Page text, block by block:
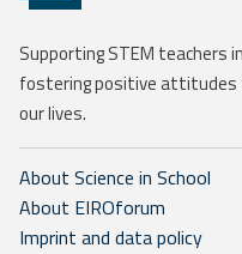
Supporting STEM teachers
fostering positive attitudes
our lives.
About Science in School
About EIROforum
Imprint and data policy